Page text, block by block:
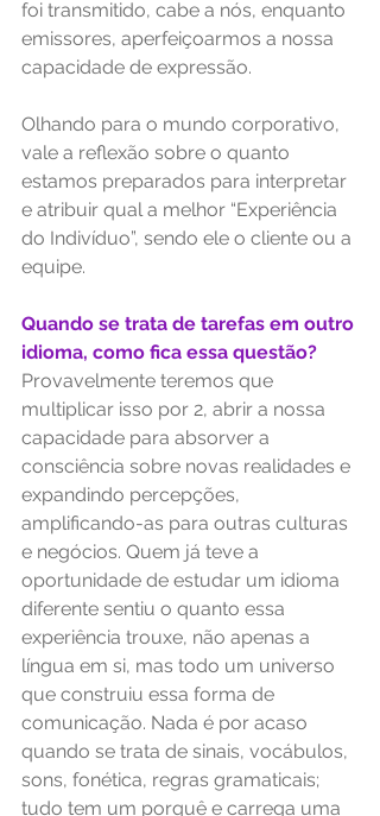
foi transmitido, cabe a nós, enquanto
emissores, aperfeiçoarmos a nossa
capacidade de expressão.
Olhando para o mundo corporativo,
vale a reflexão sobre o quanto
estamos preparados para interpretar
e atribuir qual a melhor “Experiência
do Indivíduo”, sendo ele o cliente ou a
equipe.
Quando se trata de tarefas em outro
idioma, como fica essa questão?
Provavelmente teremos que
multiplicar isso por 2, abrir a nossa
capacidade para absorver a
consciência sobre novas realidades e
expandindo percepções,
amplificando-as para outras culturas
e negócios. Quem já teve a
oportunidade de estudar um idioma
diferente sentiu o quanto essa
experiência trouxe, não apenas a
língua em si, mas todo um universo
que construiu essa forma de
comunicação. Nada é por acaso
quando se trata de sinais, vocábulos,
sons, fonética, regras gramaticais;
tudo tem um porquê e carrega uma